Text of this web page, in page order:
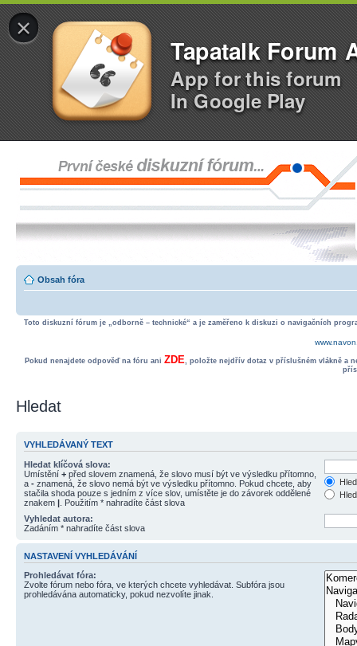
×
Tapatalk Forum
App for this forum
In Google Play
Obsah fóra
Toto diskuzní fórum je „odborně – technické“ a je zaměřeno k diskuzi o navigačních
Pokud nenajdete odpověď na fóru ani ZDE, položte nejdřív dotaz v příslušném vlákně a
Hledat
VYHLEDÁVANÝ TEXT
Hledat klíčová slova:
Umístění + před slovem znamená, že slovo musí být ve výsledku přítomno,
a - znamená, že slovo nemá být ve výsledku přítomno. Pokud chcete, aby
stačila shoda pouze s jedním z více slov, umístěte je do závorek oddělené
znakem | . Použitím * nahradíte část slova
Vyhledat autora:
Zadáním * nahradíte část slova
NASTAVENÍ VYHLEDÁVÁNÍ
Prohledávat fóra:
Zvolte fórum nebo fóra, ve kterých chcete vyhledávat. Subfóra jsou
prohledávána automaticky, pokud nezvolíte jinak.